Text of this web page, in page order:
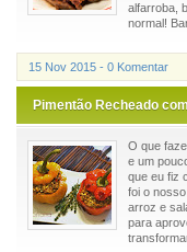
alfarroba,
normal!
15 Nov 2015 - 0 Komentar
Pimentão Recheado
O que
e um
que eu fiz
foi o
arroz e
para